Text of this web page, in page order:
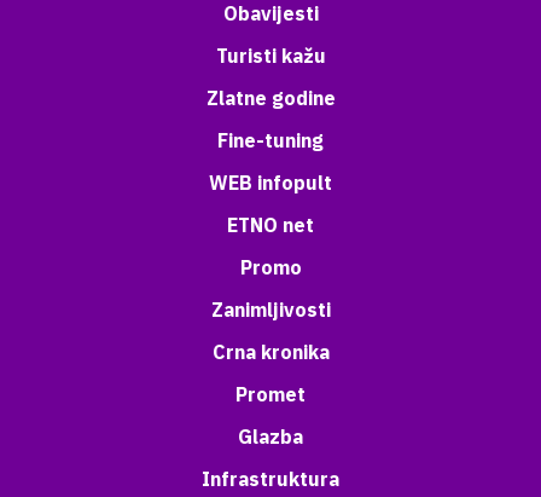
Obavijesti
Turisti kažu
Zlatne godine
Fine-tuning
WEB infopult
ETNO net
Promo
Zanimljivosti
Crna kronika
Promet
Glazba
Infrastruktura